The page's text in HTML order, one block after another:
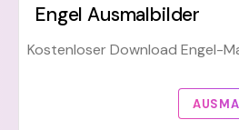
Engel Ausmalbilder
Kostenloser Download Engel-